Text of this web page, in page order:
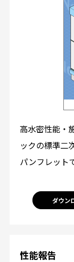
高水密性能・
ックの標準二
パンフレット
ダウン
性能報告